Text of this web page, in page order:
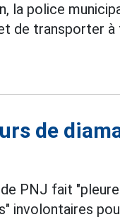
la police
de transporter
de
PNJ fait
involontaires